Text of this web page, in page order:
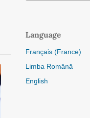
Language
Français (France)
Limba Română
English